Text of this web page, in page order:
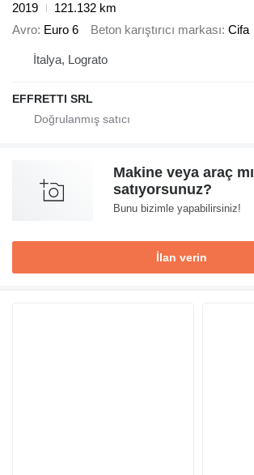
2019
121.132 km
Avro Euro 6 Beton karıştırıcı markası Cifa
İtalya, Lograto
EFFRETTI SRL
Makine veya araç mı
satıyorsunuz?
Bunu bizimle yapabilirsiniz!
İlan verin